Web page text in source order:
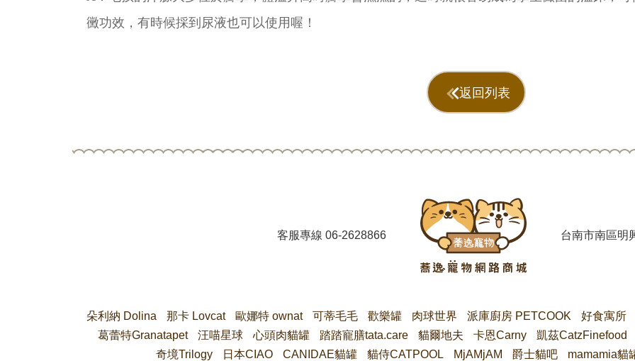
黴功效，有時候採到尿液也可以使用喔！
返回列表
客服專線06-2628866 台南市南區明
朵利納 Dolina 那卡 Lovcat 歐娜特 ownat 可蒂毛毛 歡樂罐 肉球世界 派庫廚房 PETCOOK
好食寓所
葛蕾特Granatapet
汪喵星球 心頭肉貓罐 踏踏寵膳tata.care 貓爾地夫 卡恩Carny
凱茲CatzFinefood
奇境Trilogy
日本CIAO CANIDAE貓罐 貓侍CATPOOL MjAMjAM 爵士貓吧 mamamia貓